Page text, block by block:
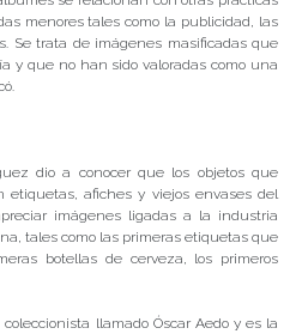
menores tales como la publicidad, las
Se trata de imágenes masificadas que
y que no han sido valoradas como una
dio a conocer que los objetos que
etiquetas, afiches y viejos envases del
imágenes ligadas a la industria
tales como las primeras etiquetas que
botellas de cerveza, los primeros
llamado Óscar Aedo y es la